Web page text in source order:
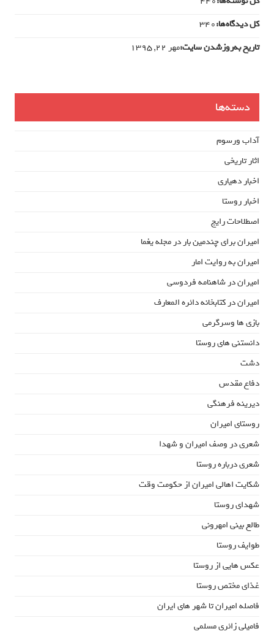
کل دیدگاه‌ها:340
تاریخ به‌روزشدن سایت:مهر ۲۲, ۱۳۹۵
دسته‌ها
آداب ورسوم
اثار تاریخی
اخبار دهیاری
اخبار روستا
اصطلاحات رایج
امیران برای چندمین بار در مجله یغما
امیران به روایت امار
امیران در شاهنامه فردوسی
امیران در کتابخانه دائره المعارف
بازی ها وسرگرمی
دانستنی های روستا
دشت
دفاع مقدس
دیرینه فرهنگی
روستای امیران
شعری در وصف امیران و شهدا
شعری درباره روستا
شکایت اهالی امیران از حکومت وقت
شهدای روستا
طالع بینی امهرونی
طوایف روستا
عکس هایی از روستا
غذای مختص روستا
فاصله امیران تا شهر های ایران
فامیلی زائری مسلمی